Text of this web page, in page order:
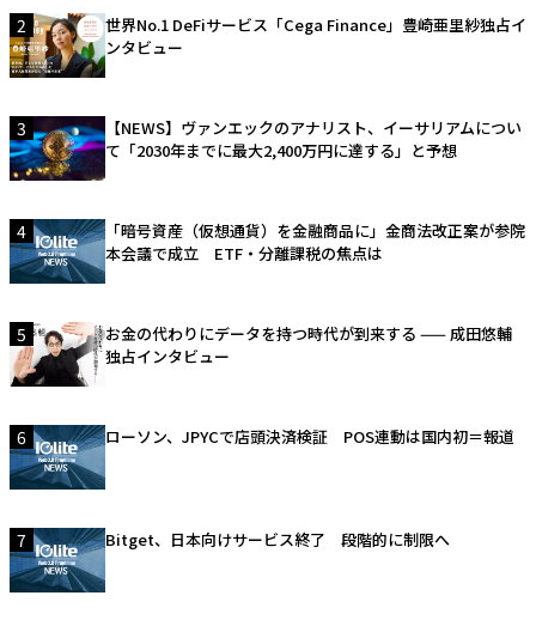
2
世界No.1 DeFiサービス「Cega Finance」豊崎亜里紗独占イ
ンタビュー
3
【NEWS】ヴァンエックのアナリスト、イーサリアムについ
て「2030年までに最大2,400万円に達する」と予想
4
「暗号資産（仮想通貨）を金融商品に」金商法改正案が参院
本会議で成立 ETF・分離課税の焦点は
5
お金の代わりにデータを持つ時代が到来する —— 成田悠輔
独占インタビュー
6 ローソン、JPYCで店頭決済検証 POS連動は国内初＝報道
7 Bitget、日本向けサービス終了 段階的に制限へ